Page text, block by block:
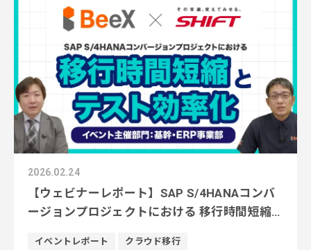
2026.02.24
【ウェビナーレポート】SAP S/4HANAコンバ
ージョンプロジェクトにおける 移行時間短縮
イベントレポート クラウド移行